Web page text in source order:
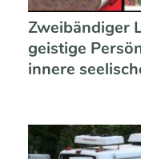
Zweibändiger
geistige
innere